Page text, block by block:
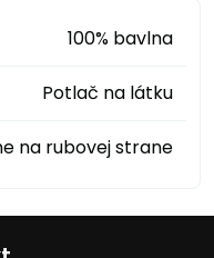
100% bavlna
Potlač na látku
na rubovej strane